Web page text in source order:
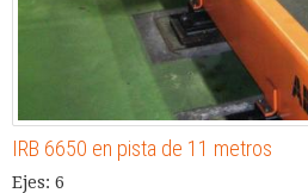
IRB 6650 en pista de 11 metros
Ejes: 6